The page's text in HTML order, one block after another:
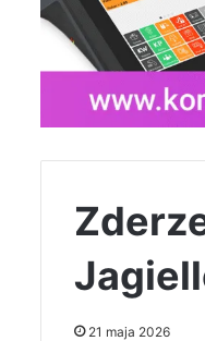
21 maja 2026